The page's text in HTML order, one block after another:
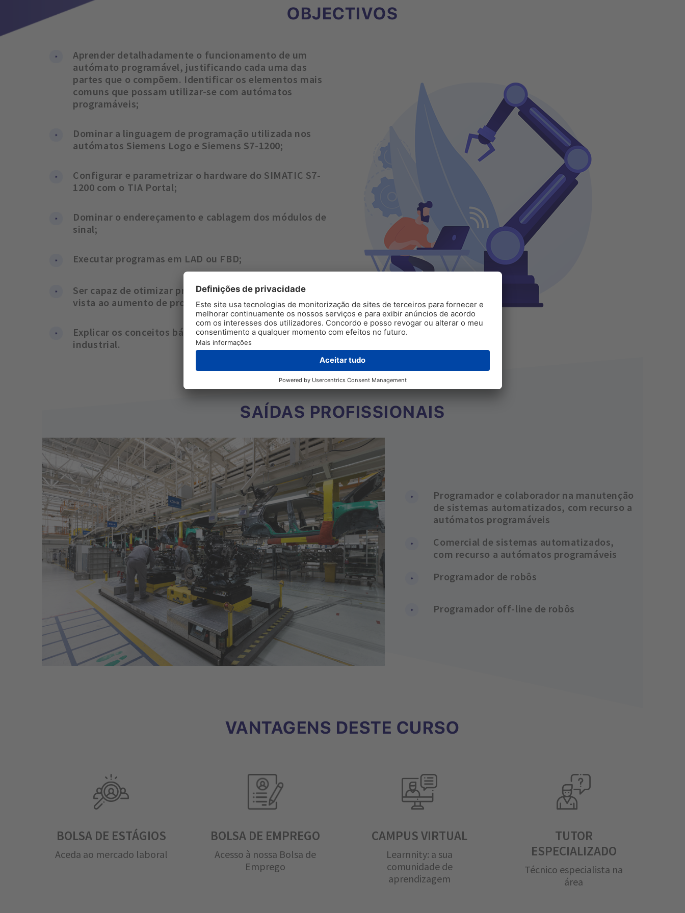
OBJECTIVOS
Aprender detalhadamente o funcionamento de um
autómato programável, justificando cada uma das
partes que o compõem. Identificar os elementos mais
comuns que possam utilizar-se com autómatos
programáveis;
Dominar a linguagem de programação utilizada nos
autómatos Siemens Logo e Siemens S7-1200;
Configurar e parametrizar o hardware do SIMATIC S7-
1200 com o TIA Portal;
Dominar o endereçamento e cablagem dos módulos de
sinal;
Executar programas em LAD ou FBD;
Ser capaz de otimizar programas de automação, com
vista ao aumento de produtividade;
Explicar os conceitos básicos da automatização
industrial.
SAÍDAS PROFISSIONAIS
Programador e colaborador na manutenção
de sistemas automatizados, com recurso a
autómatos programáveis
Comercial de sistemas automatizados,
com recurso a autómatos programáveis
Programador de robôs
Programador off-line de robôs
VANTAGENS DESTE CURSO
BOLSA DE ESTÁGIOS
Aceda ao mercado laboral
BOLSA DE EMPREGO
Acesso à nossa Bolsa de
Emprego
CAMPUS VIRTUAL
Learnnity: a sua
comunidade de
aprendizagem
TUTOR
ESPECIALIZADO
Técnico especialista na
área